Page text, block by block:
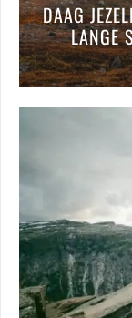
DAAG
LANGE